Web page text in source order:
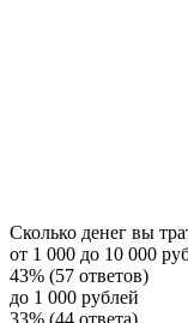
Сколько денег вы
от 1 000 до 10 000
43% (57 ответов)
до 1 000 рублей
33% (44 ответа)